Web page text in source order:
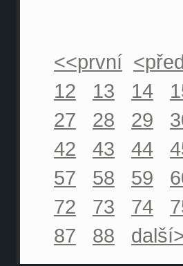
<<první
12
13 14
27
28 29
42
43 44
57
58 59
72
73 74
87
88